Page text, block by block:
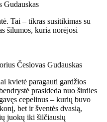
Gudauskas
Tai – tikras susitikimas su
šilumos, kuria norėjosi
Česlovas Gudauskas
kvietė paragauti gardžios
prasideda nuo širdies
cepelinus – kurių buvo
bet ir šventės dvasią,
juokų iki šilčiausių